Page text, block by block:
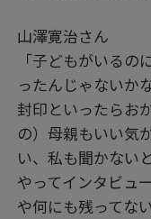
山澤寛治さん
「子どもがいる
ったんじゃないか
封印といったらお
の）母親もいい気
い、私も聞かない
やってインタビュ
や何にも残ってな